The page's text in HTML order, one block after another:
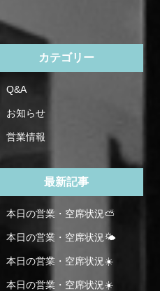
カテゴリー
Q&A
お知らせ
営業情報
最新記事
本日の営業・空席状況⛅️
本日の営業・空席状況🌤️
本日の営業・空席状況☀️
本日の営業・空席状況☀️